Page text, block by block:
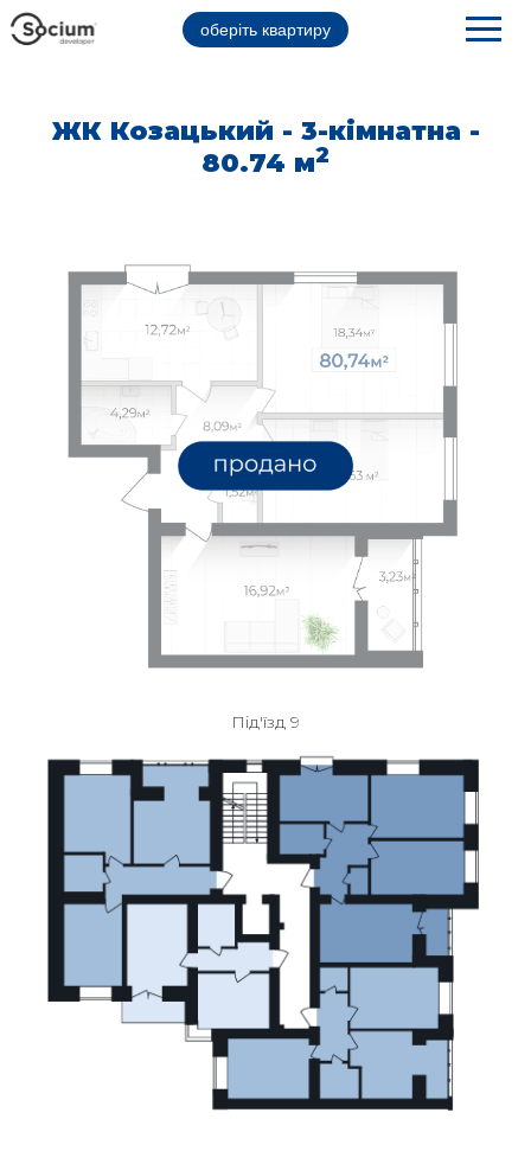
оберіть квартиру
ЖК Козацький - 3-кімнатна -
80.74 м2
Під'їзд 9